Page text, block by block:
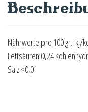
Nährwerte pro 100 gr.: kj/
Fettsäuren 0,24
Salz <0,01